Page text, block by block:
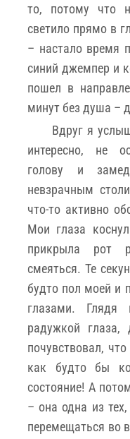
то, потому что
светило прямо в
– настало время
синий джемпер и
пошел в
минут без душа –
Вдруг я
интересно, не
голову и
невзрачным
что-то активно
Мои глаза
прикрыла рот
смеяться. Те
будто пол моей и
глазами.
радужкой
почувствовал,
как будто бы
состояние! А
– она одна из
перемещаться во